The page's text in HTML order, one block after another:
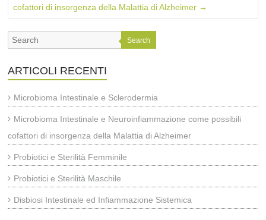
cofattori di insorgenza della Malattia di Alzheimer →
Search
ARTICOLI RECENTI
Microbioma Intestinale e Sclerodermia
Microbioma Intestinale e Neuroinfiammazione come possibili
cofattori di insorgenza della Malattia di Alzheimer
Probiotici e Sterilità Femminile
Probiotici e Sterilità Maschile
Disbiosi Intestinale ed Infiammazione Sistemica